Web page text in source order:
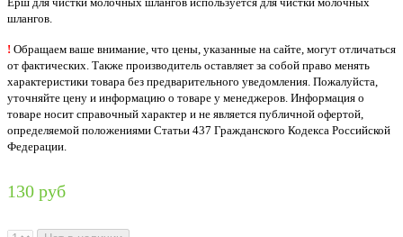
шлангов.
! Обращаем ваше внимание, что цены, указанные на сайте, могут отличаться
от фактических. Также производитель оставляет за собой право менять
характеристики товара без предварительного уведомления. Пожалуйста,
уточняйте цену и информацию о товаре у менеджеров. Информация о
товаре носит справочный характер и не является публичной офертой,
определяемой положениями Статьи 437 Гражданского Кодекса Российской
Федерации.
130 руб